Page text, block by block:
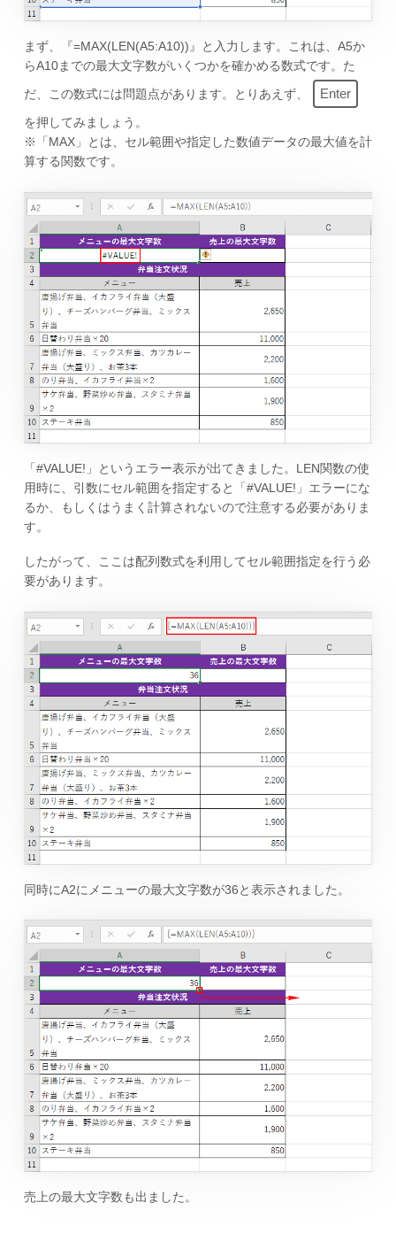
まず、『=MAX(LEN(A5:A10))』と入力します。これは、A5か
らA10までの最大文字数がいくつかを確かめる数式です。た
だ、この数式には問題点があります。とりあえず、
Enter
を押してみましょう。
※「MAX」とは、セル範囲や指定した数値データの最大値を計
算する関数です。
「#VALUE!」というエラー表示が出てきました。LEN関数の使
用時に、引数にセル範囲を指定すると「#VALUE!」エラーにな
るか、もしくはうまく計算されないので注意する必要がありま
す。
したがって、ここは配列数式を利用してセル範囲指定を行う必
要があります。
同時にA2にメニューの最大文字数が36と表示されました。
売上の最大文字数も出ました。